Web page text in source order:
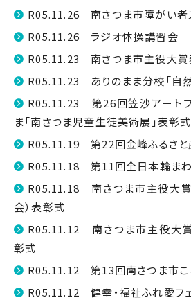
R05.11.26 南さつま市障がい者
R05.11.26 ラジオ体操講習会
R05.11.23 南さつま市主役大賞
R05.11.23 ありのまま分校「自
R05.11.23 第26回笠沙アート
ま「南さつま児童生徒美術展」表彰式
R05.11.19 第22回金峰ふるさと
R05.11.18 第11回全日本輪ま
R05.11.18 南さつま市主役大賞
会）表彰式
R05.11.12 南さつま市主役大賞
彰式
R05.11.12 第13回南さつま市こ
R05.11.12 健幸・福祉ふれ愛フ